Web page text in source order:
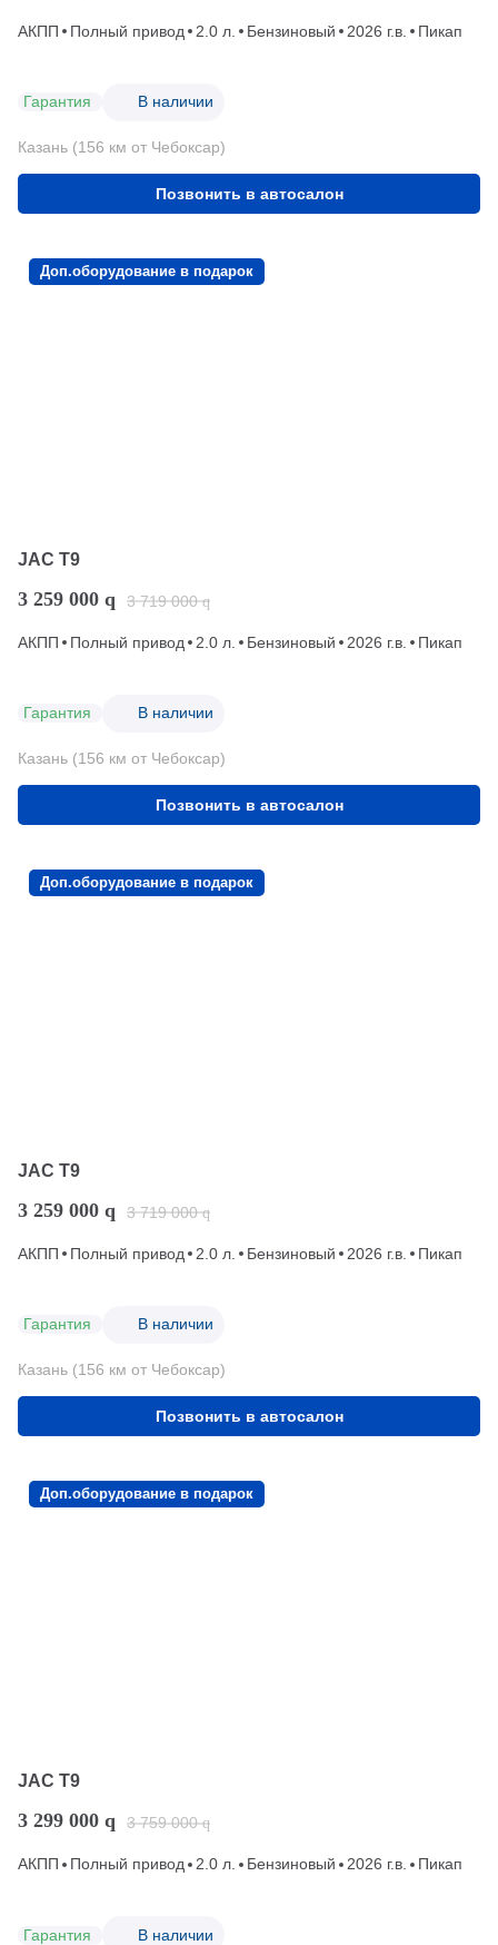
АКПП Полный привод 2.0 л. Бензиновый 2026 г.в. Пикап
Гарантия В наличии
Казань (156 км от Чебоксар)
Позвонить в автосалон
Доп.оборудование в подарок
JAC T9
3 259 000 q 3 719 000 q
АКПП Полный привод 2.0 л. Бензиновый 2026 г.в. Пикап
Гарантия В наличии
Казань (156 км от Чебоксар)
Позвонить в автосалон
Доп.оборудование в подарок
JAC T9
3 259 000 q 3 719 000 q
АКПП Полный привод 2.0 л. Бензиновый 2026 г.в. Пикап
Гарантия В наличии
Казань (156 км от Чебоксар)
Позвонить в автосалон
Доп.оборудование в подарок
JAC T9
3 299 000 q 3 759 000 q
АКПП Полный привод 2.0 л. Бензиновый 2026 г.в. Пикап
Гарантия В наличии